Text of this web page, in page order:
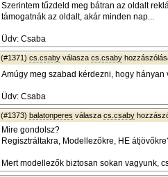
Szerintem tűzdeld meg bátran az oldalt
támogatnák az oldalt, akár minden nap...
Üdv: Csaba
(#1371) cs.csaby válasza cs.csaby
Amúgy meg szabad kérdezni, hogy hányan
Üdv: Csaba
(#1373) balatonperes válasza cs.csaby
Mire gondolsz?
Regisztráltakra, Modellezőkre, HE
Mert modellezők biztosan sokan vagyunk,